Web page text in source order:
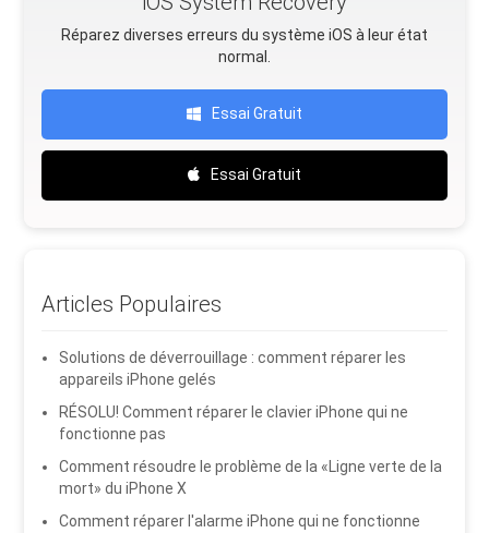
Réparez diverses erreurs du système iOS à leur état
normal.
Essai Gratuit
Essai Gratuit
Articles Populaires
Solutions de déverrouillage : comment réparer les
appareils iPhone gelés
RÉSOLU! Comment réparer le clavier iPhone qui ne
fonctionne pas
Comment résoudre le problème de la «Ligne verte de la
mort» du iPhone X
Comment réparer l'alarme iPhone qui ne fonctionne